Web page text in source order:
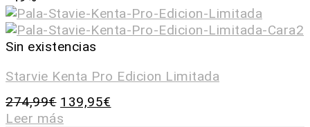
Sin existencias
Starvie Kenta Pro Edicion Limitada
274,99€ 139,95€
Leer más